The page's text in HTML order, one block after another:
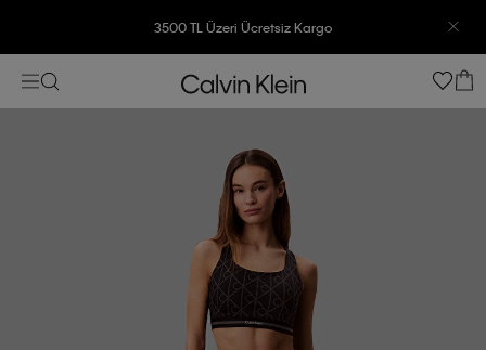
3500 TL Üzeri Ücretsiz Kargo
7500 TL Ve Üzeri Alışverişlerinizde 6 Taksit İmkanı